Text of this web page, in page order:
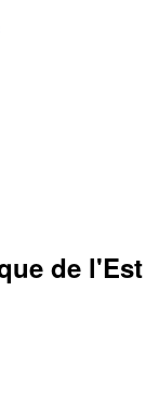
de l'Est